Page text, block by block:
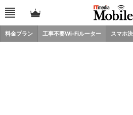
料金プラン 工事不要Wi-Fiルーター スマホ